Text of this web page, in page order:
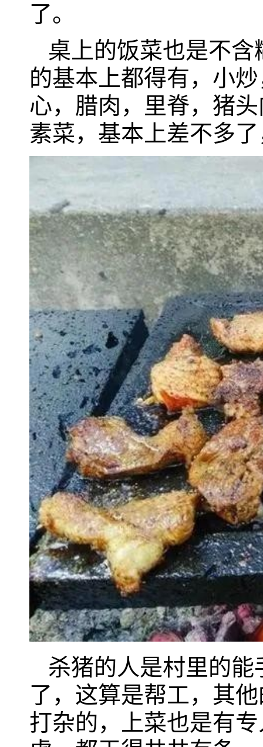
了。
桌上的饭菜也是不
的基本上都得有，小
心，腊肉，里脊，猪
素菜，基本上差不多
杀猪的人是村里的
了，这算是帮工，其
打杂的，上菜也是有